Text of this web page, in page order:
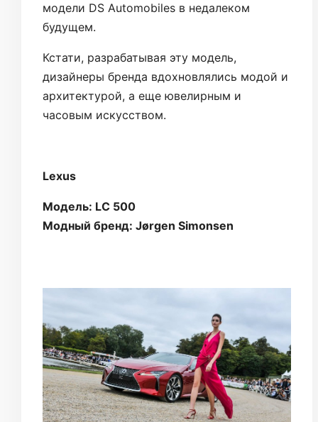
модели DS Automobiles в недалеком
будущем.
Кстати, разрабатывая эту модель,
дизайнеры бренда вдохновлялись модой и
архитектурой, а еще ювелирным и
часовым искусством.
Lexus
Модель: LC 500
Модный бренд: Jørgen Simonsen